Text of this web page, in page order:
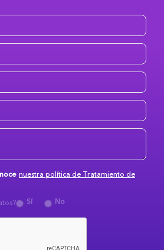
nuestra política de Tratamiento de
Sí No